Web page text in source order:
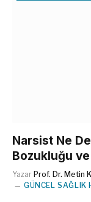
Narsist Ne
Bozukluğu
Yazar Prof. Dr. Metin
GÜNCEL SAĞLIK